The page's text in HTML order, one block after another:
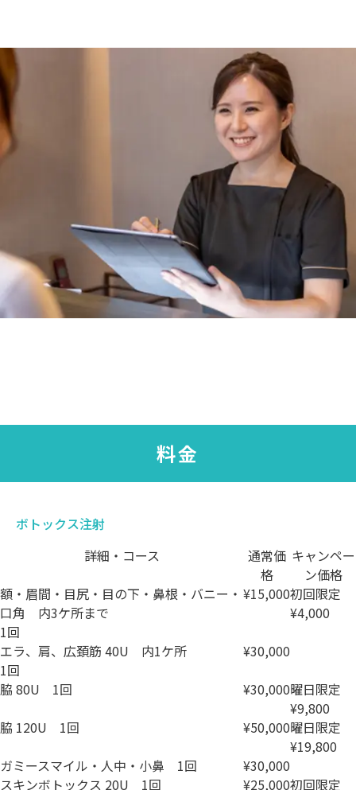
料金
ボトックス注射
詳細・コース
通常価
格
キャンペー
ン価格
額・眉間・目尻・目の下・鼻根・バニー・
口角 内3ケ所まで
1回
¥15,000初回限定
¥4,000
エラ、肩、広頚筋 40U 内1ケ所
1回
¥30,000
脇 80U 1回 ¥30,000曜日限定
¥9,800
脇 120U 1回 ¥50,000曜日限定
¥19,800
ガミースマイル・人中・小鼻 1回
¥30,000
スキンボトックス 20U 1回 ¥25,000初回限定